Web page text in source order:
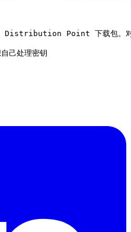
Point 下载包。对于